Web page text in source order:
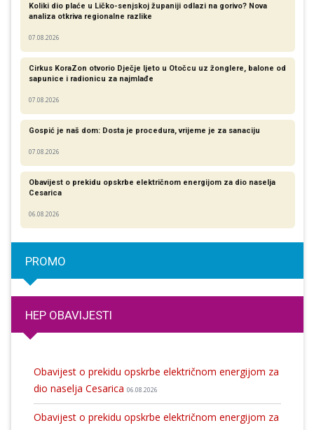
Koliki dio plaće u Ličko-senjskoj županiji odlazi na gorivo? Nova
analiza otkriva regionalne razlike​
07.08.2026
Cirkus KoraZon otvorio Dječje ljeto u Otočcu uz žonglere, balone od
sapunice i radionicu za najmlađe
07.08.2026
Gospić je naš dom: Dosta je procedura, vrijeme je za sanaciju
07.08.2026
Obavijest o prekidu opskrbe električnom energijom za dio naselja
Cesarica
06.08.2026
PROMO
HEP OBAVIJESTI
Obavijest o prekidu opskrbe električnom energijom za
dio naselja Cesarica 06.08.2026
Obavijest o prekidu opskrbe električnom energijom za